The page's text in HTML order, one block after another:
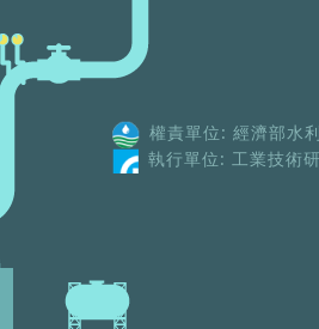
權責單位: 經濟部水
執行單位: 工業技術